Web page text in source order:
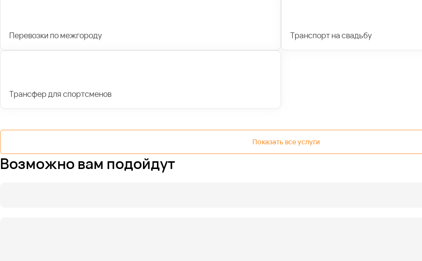
Перевозки по межгороду Транспорт на свадьбу
Трансфер для спортсменов
Показать все услуги
Возможно вам подойдут